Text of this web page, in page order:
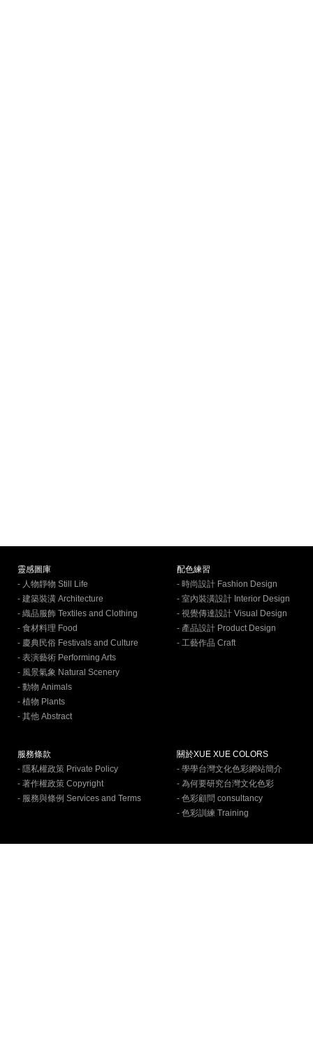
靈感圖庫
- 人物靜物 Still Life
- 建築裝潢 Architecture
- 織品服飾 Textiles and Clothing
- 食材料理 Food
- 慶典民俗 Festivals and Culture
- 表演藝術 Performing Arts
- 風景氣象 Natural Scenery
- 動物 Animals
- 植物 Plants
- 其他 Abstract
配色練習
- 時尚設計 Fashion Design
- 室內裝潢設計 Interior Design
- 視覺傳達設計 Visual Design
- 產品設計 Product Design
- 工藝作品 Craft
服務條款
- 隱私權政策 Private Policy
- 著作權政策 Copyright
- 服務與條例 Services and Terms
關於XUE XUE COLORS
- 學學台灣文化色彩網站簡介
- 為何要研究台灣文化色彩
- 色彩顧問 consultancy
- 色彩訓練 Training